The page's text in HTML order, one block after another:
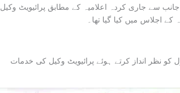
جانب سے جاری کردہ اعلامیہ کے مطابق پرائیویٹ وکیل
کو نظر انداز کرتے ہوئے پرائیویٹ وکیل کی خدمات